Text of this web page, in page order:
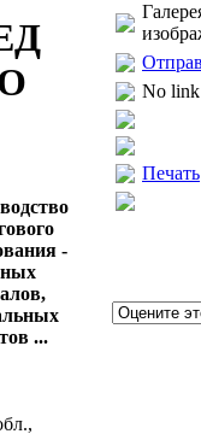
-
...
No link
Печать